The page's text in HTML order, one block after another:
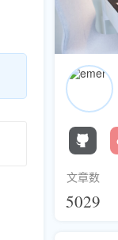
文章数
5029